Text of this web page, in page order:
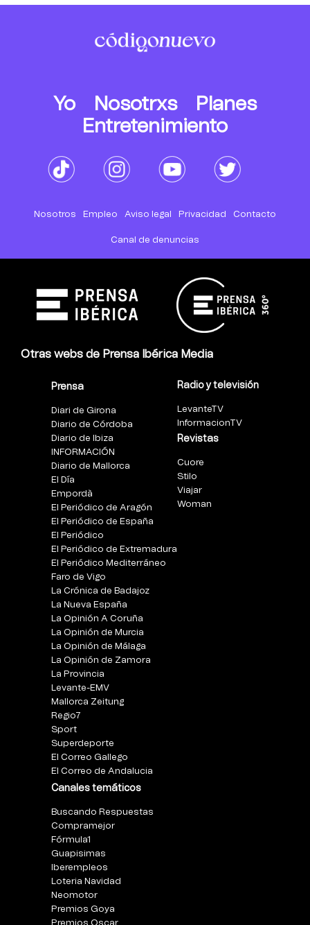
Yo Nosotrxs
Planes
Entretenimiento
Nosotros Empleo Aviso legal Privacidad Contacto
Canal de denuncias
Otras webs de Prensa Ibérica Media
Prensa
Diari de Girona
Diario de Córdoba
Diario de Ibiza
INFORMACIÓN
Diario de Mallorca
El Día
Empordà
El Periódico de Aragón
El Periódico de España
El Periódico
El Periódico de Extremadura
El Periódico Mediterráneo
Faro de Vigo
La Crónica de Badajoz
La Nueva España
La Opinión A Coruña
La Opinión de Murcia
La Opinión de Málaga
La Opinión de Zamora
La Provincia
Levante-EMV
Mallorca Zeitung
Regio7
Sport
Superdeporte
El Correo Gallego
El Correo de Andalucia
Canales temáticos
Buscando Respuestas
Compramejor
Fórmula1
Guapisimas
Iberempleos
Loteria Navidad
Neomotor
Premios Goya
Radio y televisión
LevanteTV
InformacionTV
Revistas
Cuore
Stilo
Viajar
Woman